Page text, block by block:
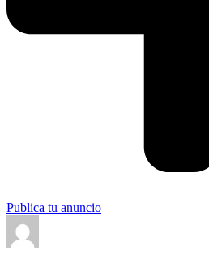
Publica tu anuncio